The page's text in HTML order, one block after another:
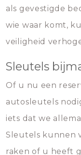
als gevestigde
wie waar komt,
veiligheid
Sleutels
Of u nu een
autosleutels
iets dat we
Sleutels kunnen
raken of u heeft